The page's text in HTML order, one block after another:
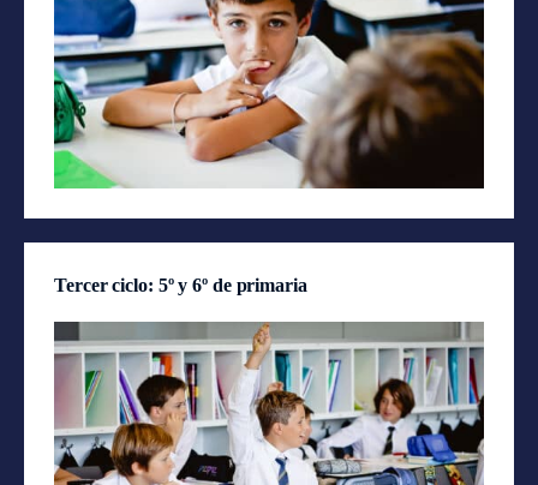
Tercer ciclo: 5º y 6º de primaria